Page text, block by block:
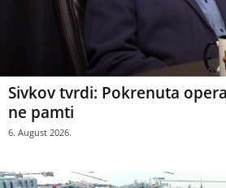
Sivkov tvrdi: Pokrenuta
ne pamti
6. August 2026.